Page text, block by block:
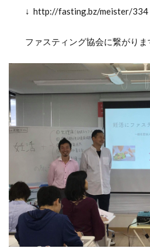
↓ http://fasting.bz/meister/334
ファスティング協会に繋がりま